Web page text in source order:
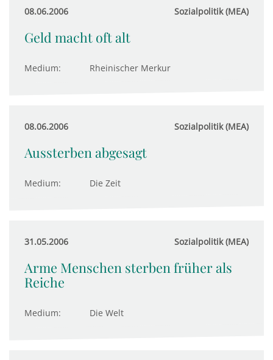
08.06.2006 Sozialpolitik (MEA)
Geld macht oft alt
Medium: Rheinischer Merkur
08.06.2006 Sozialpolitik (MEA)
Aussterben abgesagt
Medium: Die Zeit
31.05.2006 Sozialpolitik (MEA)
Arme Menschen sterben früher als
Reiche
Medium: Die Welt